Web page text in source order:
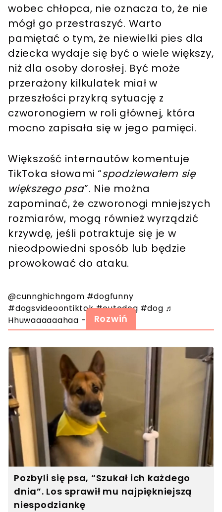
wobec chłopca, nie oznacza to, że nie
mógł go przestraszyć. Warto
pamiętać o tym, że niewielki pies dla
dziecka wydaje się być o wiele większy,
niż dla osoby dorosłej. Być może
przerażony kilkulatek miał w
przeszłości przykrą sytuację z
czworonogiem w roli głównej, która
mocno zapisała się w jego pamięci.
Większość internautów komentuje
TikToka słowami “spodziewałem się
większego psa”. Nie można
zapominać, że czworonogi mniejszych
rozmiarów, mogą również wyrządzić
krzywdę, jeśli potraktuje się je w
nieodpowiedni sposób lub będzie
prowokować do ataku.
@cunnghichngom #dogfunny
#dogsvideoontiktok#cutedog #dog ♬
Hhuwaaaaaahaa - Anas m
Rozwiń
Pozbyli się psa, “Szukał ich każdego
dnia”. Los sprawił mu najpiękniejszą
niespodziankę